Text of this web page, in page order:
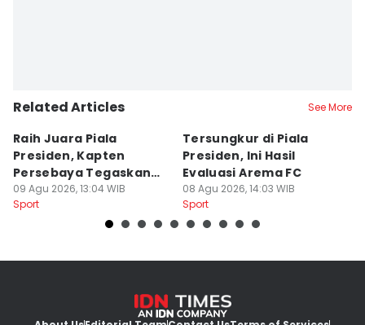
Related Articles See More
Raih Juara Piala
Presiden, Kapten
Persebaya Tegaskan
Punya Misi Besar
09 Agu 2026, 13:04 WIB
Sport
Tersungkur di Piala
Presiden, Ini Hasil
Evaluasi Arema FC
08 Agu 2026, 14:03 WIB
Sport